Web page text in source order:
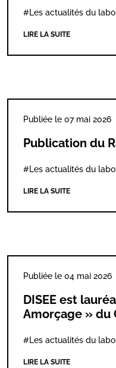
#Les actualités du labo
LIRE LA SUITE
Publiée le 07 mai 2026
Publication du
#Les actualités du labo
LIRE LA SUITE
Publiée le 04 mai 2026
DISEE est
Amorçage » du
#Les actualités du labo
LIRE LA SUITE